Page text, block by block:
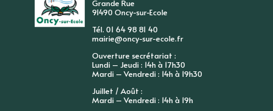
Grande Rue
91490 Oncy-sur-Ecole
Tél. 01 64 98 81 40
mairie@oncy-sur-ecole.fr
Ouverture secrétariat :
Lundi – Jeudi : 14h à 17h30
Mardi – Vendredi : 14h à 19h30
Juillet / Août :
Mardi – Vendredi : 14h à 19h